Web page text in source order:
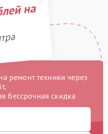
на
ремонт техники через
бессрочная скидка